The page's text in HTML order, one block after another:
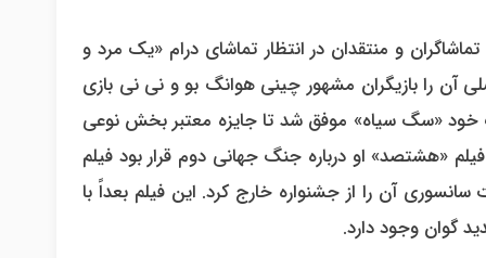
و منتقدان در انتظار تماشای درام «یک مرد و
را بازیگران مشهور چینی هوانگ بو و نی نی بازی
خود «سگ سیاه» موفق شد تا جایزه معتبر بخش نوعی
«هشتصد» او درباره جنگ جهانی دوم قرار بود فیلم
مشکلات سانسوری آن را از جشنواره خارج کرد. این فیلم بعداً با
گوان وجود دارد.